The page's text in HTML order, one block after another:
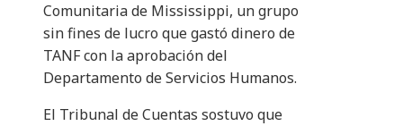
Comunitaria de Mississippi, un grupo
sin fines de lucro que gastó dinero de
TANF con la aprobación del
Departamento de Servicios Humanos.
El Tribunal de Cuentas sostuvo que